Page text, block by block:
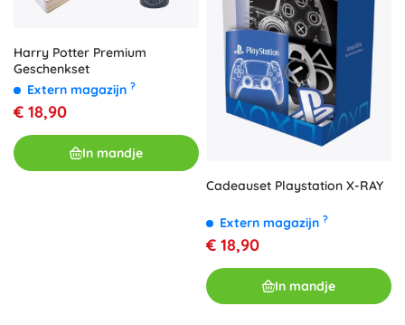
Harry Potter Premium
Geschenkset
Extern magazijn ?
€ 18,90
In mandje
Cadeauset Playstation X-RAY
Extern magazijn ?
€ 18,90
In mandje